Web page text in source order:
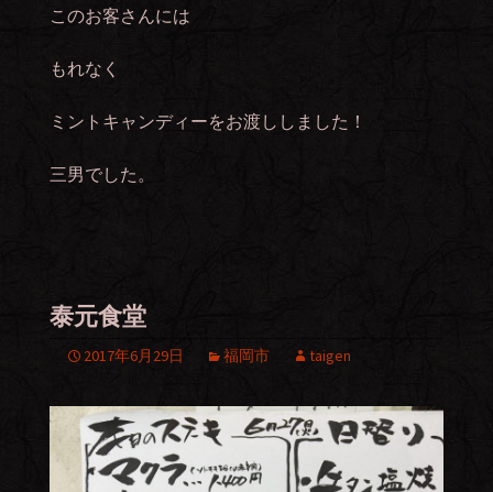
このお客さんには
もれなく
ミントキャンディーをお渡ししました！
三男でした。
泰元食堂
2017年6月29日 福岡市 taigen